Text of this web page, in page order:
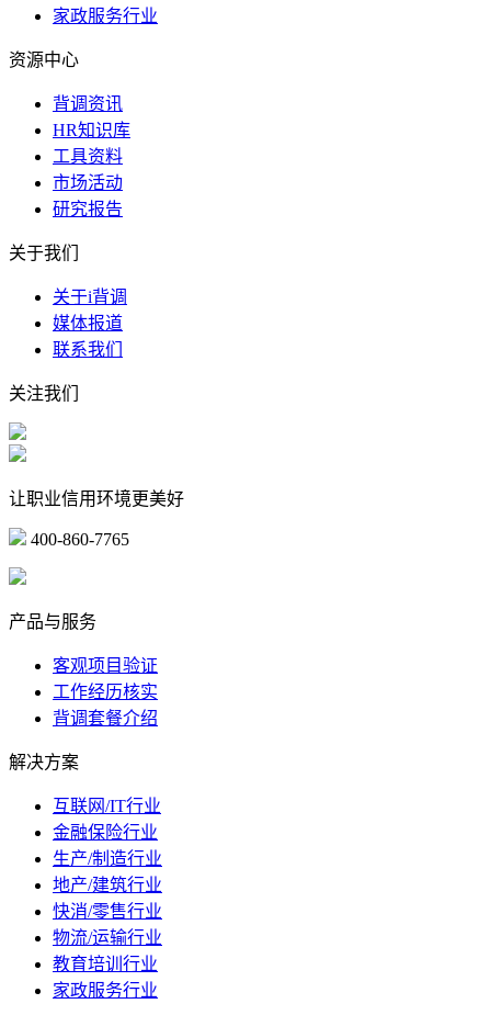
家政服务行业
资源中心
背调资讯
HR知识库
工具资料
市场活动
研究报告
关于我们
关于i背调
媒体报道
联系我们
关注我们
让职业信用环境更美好
400-860-7765
产品与服务
客观项目验证
工作经历核实
背调套餐介绍
解决方案
互联网/IT行业
金融保险行业
生产/制造行业
地产/建筑行业
快消/零售行业
物流/运输行业
教育培训行业
家政服务行业